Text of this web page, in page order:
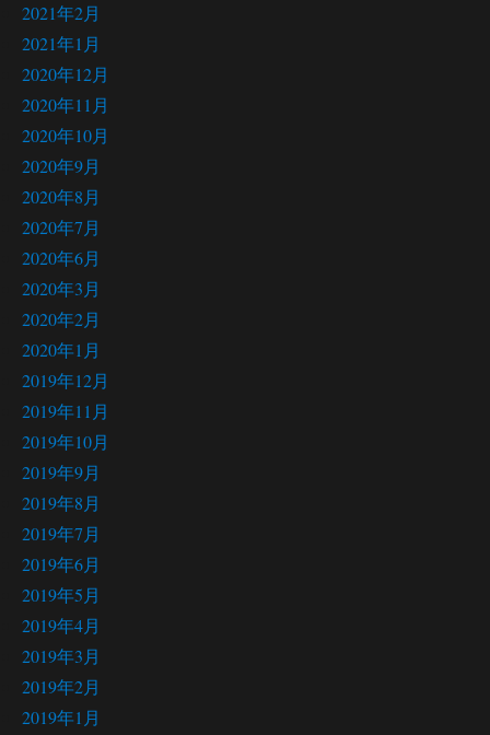
2021年2月
2021年1月
2020年12月
2020年11月
2020年10月
2020年9月
2020年8月
2020年7月
2020年6月
2020年3月
2020年2月
2020年1月
2019年12月
2019年11月
2019年10月
2019年9月
2019年8月
2019年7月
2019年6月
2019年5月
2019年4月
2019年3月
2019年2月
2019年1月